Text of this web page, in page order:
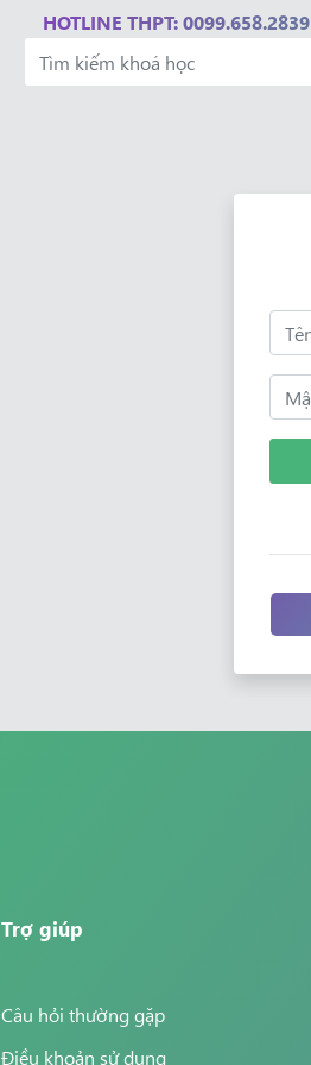
HOTLINE THPT: 0099.658.2839
Trợ giúp
Câu hỏi thường gặp
Điều khoản sử dụng